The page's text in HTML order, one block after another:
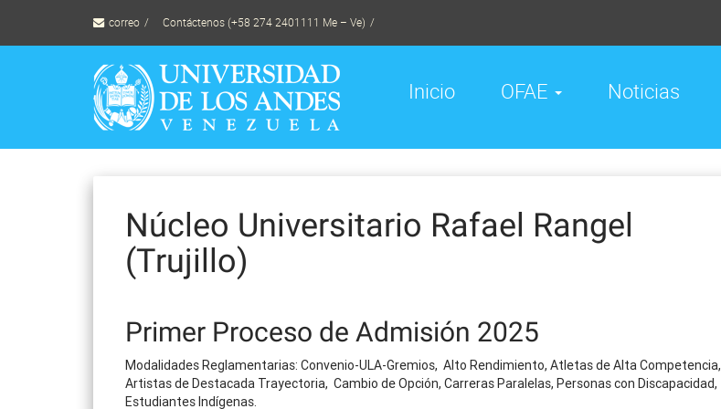
content
correo Contáctenos (+58 274 2401111 Me – Ve)
Inicio OFAE Noticias
Núcleo Universitario Rafael Rangel
(Trujillo)
Primer Proceso de Admisión 2025
Modalidades Reglamentarias: Convenio-ULA-Gremios, Alto Rendimiento, Atletas de Alta Competencia,
Artistas de Destacada Trayectoria, Cambio de Opción, Carreras Paralelas, Personas con Discapacidad,
Estudiantes Indígenas.